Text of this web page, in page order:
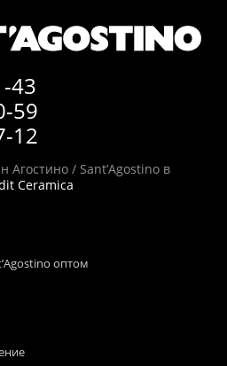
43
59
12
/ Sant’Agostino в
Ceramica
оптом